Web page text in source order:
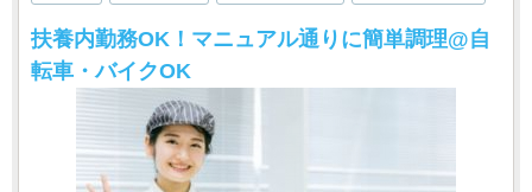
扶養内勤務OK！マニュアル通りに簡単調理@自
転車・バイクOK